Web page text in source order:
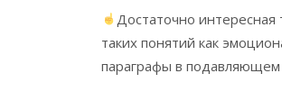
Достаточно
таких понятий как
параграфы в подавляющем